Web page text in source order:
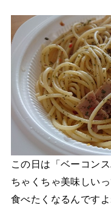
この日は「ベーコン
ちゃくちゃ美味しい
食べたくなるんですよ